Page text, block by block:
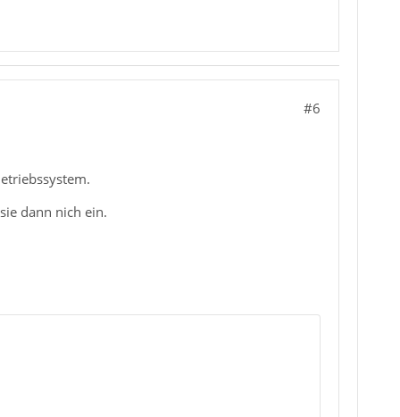
#6
dann nich ein.